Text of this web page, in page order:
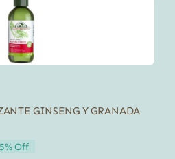
€.
GINSENG Y GRANADA
Off